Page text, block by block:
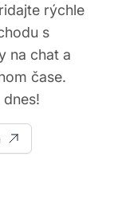
rýchle
s
na chat a
čase.